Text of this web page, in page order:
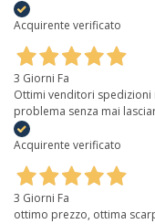
Acquirente verificato
3 Giorni Fa
Ottimi venditori
problema senza mai
Acquirente verificato
3 Giorni Fa
ottimo prezzo, ottima